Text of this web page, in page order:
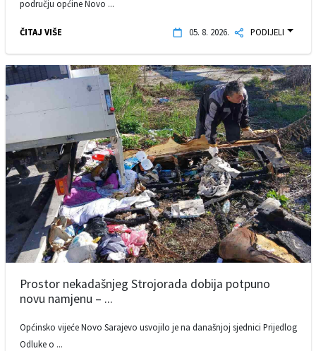
području općine Novo ...
ČITAJ VIŠE 05. 8. 2026. PODIJELI
Prostor nekadašnjeg Strojorada dobija potpuno
novu namjenu – ...
Općinsko vijeće Novo Sarajevo usvojilo je na današnjoj sjednici Prijedlog
Odluke o ...